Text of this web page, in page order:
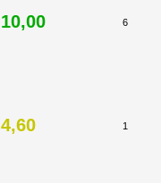
10,00 6
4,60 1